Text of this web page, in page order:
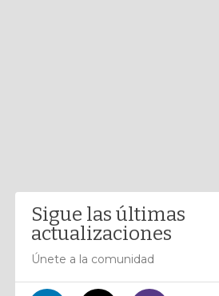
Sigue las últimas
actualizaciones
Únete a la comunidad